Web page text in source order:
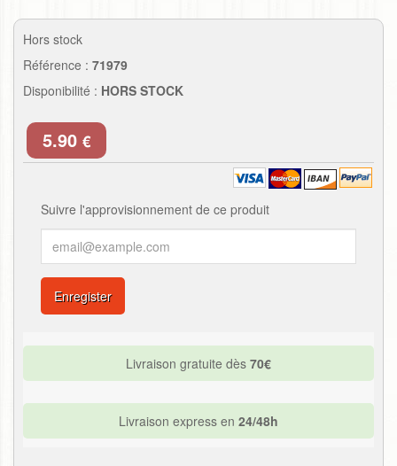
Hors stock
Référence : 71979
Disponibilité : HORS STOCK
5.90 €
Suivre l'approvisionnement de ce produit
Enregister
Livraison gratuite dès 70€
Livraison express en 24/48h